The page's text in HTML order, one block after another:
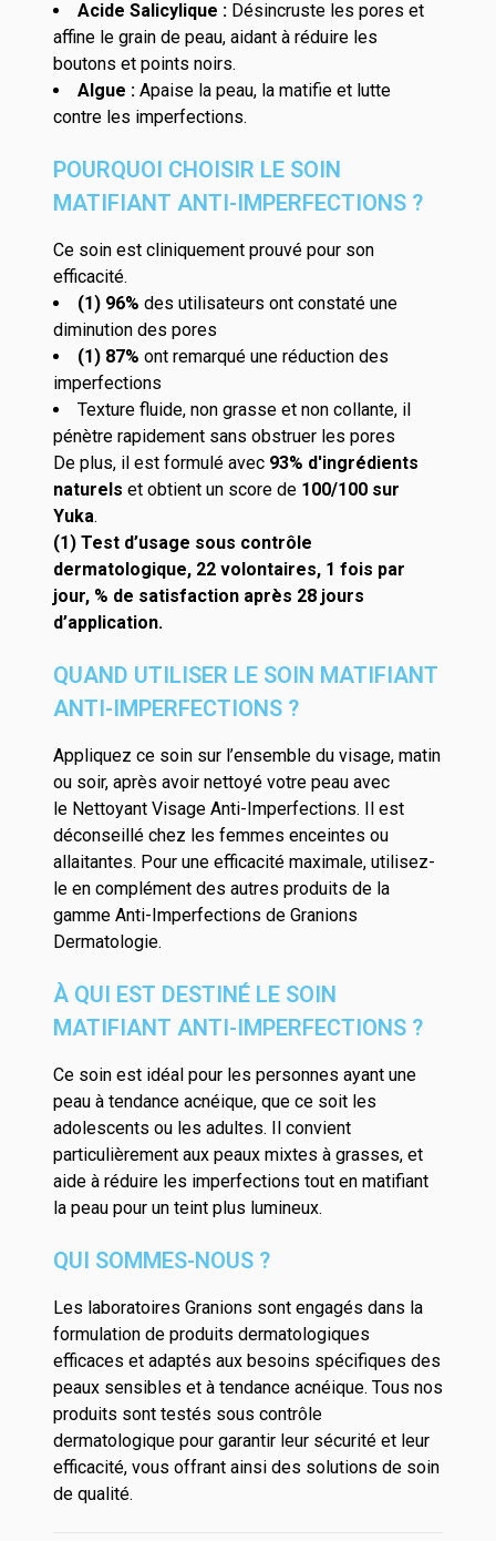
Acide Salicylique : Désincruste les pores et
affine le grain de peau, aidant à réduire les
boutons et points noirs.
Algue : Apaise la peau, la matifie et lutte
contre les imperfections.
POURQUOI CHOISIR LE SOIN
MATIFIANT ANTI-IMPERFECTIONS ?
Ce soin est cliniquement prouvé pour son
efficacité.
(1) 96% des utilisateurs ont constaté une
diminution des pores
(1) 87% ont remarqué une réduction des
imperfections
Texture fluide, non grasse et non collante, il
pénètre rapidement sans obstruer les pores
De plus, il est formulé avec 93% d'ingrédients
naturels et obtient un score de 100/100 sur
Yuka.
(1) Test d’usage sous contrôle
dermatologique, 22 volontaires, 1 fois par
jour, % de satisfaction après 28 jours
d’application.
QUAND UTILISER LE SOIN MATIFIANT
ANTI-IMPERFECTIONS ?
Appliquez ce soin sur l’ensemble du visage, matin
ou soir, après avoir nettoyé votre peau avec
le Nettoyant Visage Anti-Imperfections. Il est
déconseillé chez les femmes enceintes ou
allaitantes. Pour une efficacité maximale, utilisez-
le en complément des autres produits de la
gamme Anti-Imperfections de Granions
Dermatologie.
À QUI EST DESTINÉ LE SOIN
MATIFIANT ANTI-IMPERFECTIONS ?
Ce soin est idéal pour les personnes ayant une
peau à tendance acnéique, que ce soit les
adolescents ou les adultes. Il convient
particulièrement aux peaux mixtes à grasses, et
aide à réduire les imperfections tout en matifiant
la peau pour un teint plus lumineux.
QUI SOMMES-NOUS ?
Les laboratoires Granions sont engagés dans la
formulation de produits dermatologiques
efficaces et adaptés aux besoins spécifiques des
peaux sensibles et à tendance acnéique. Tous nos
produits sont testés sous contrôle
dermatologique pour garantir leur sécurité et leur
efficacité, vous offrant ainsi des solutions de soin
de qualité.